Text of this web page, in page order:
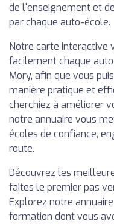
de l'enseignement et
par chaque auto-école.
Notre carte interactive
facilement chaque
Mory, afin que vous
manière pratique et
cherchiez à améliorer
notre annuaire vous
écoles de confiance,
route.
Découvrez les
faites le premier pas
Explorez notre
formation dont vous